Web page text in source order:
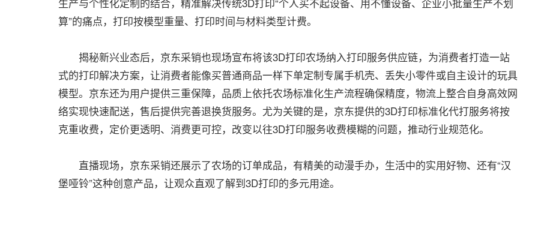
算”的痛点，打印按模型重量、打印时间与材料类型计费。
揭秘新兴业态后，京东采销也现场宣布将该3D打印农场纳入打印服务供应链，为消费者打造一站
式的打印解决方案，让消费者能像买普通商品一样下单定制专属手机壳、丢失小零件或自主设计的玩具
模型。京东还为用户提供三重保障，品质上依托农场标准化生产流程确保精度，物流上整合自身高效网
络实现快速配送，售后提供完善退换货服务。尤为关键的是，京东提供的3D打印标准化代打服务将按
克重收费，定价更透明、消费更可控，改变以往3D打印服务收费模糊的问题，推动行业规范化。
直播现场，京东采销还展示了农场的订单成品，有精美的动漫手办，生活中的实用好物、还有“汉
堡哑铃”这种创意产品，让观众直观了解到3D打印的多元用途。